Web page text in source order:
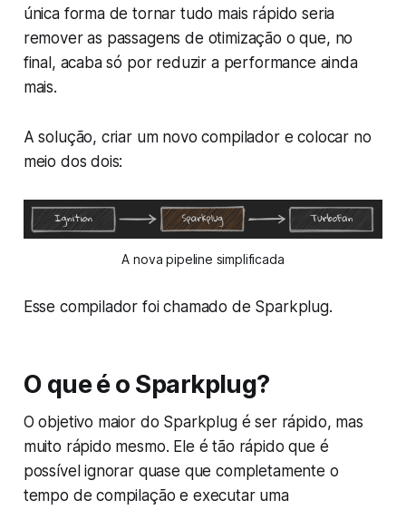
única forma de tornar tudo mais rápido seria
remover as passagens de otimização o que, no
final, acaba só por reduzir a performance ainda
mais.
A solução, criar um novo compilador e colocar no
meio dos dois:
A nova pipeline simplificada
Esse compilador foi chamado de Sparkplug.
O que é o Sparkplug?
O objetivo maior do Sparkplug é ser rápido, mas
muito rápido mesmo. Ele é tão rápido que é
possível ignorar quase que completamente o
tempo de compilação e executar uma